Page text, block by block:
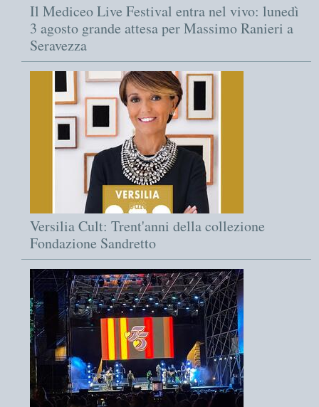
Il Mediceo Live Festival entra nel vivo: lunedì
3 agosto grande attesa per Massimo Ranieri a
Seravezza
Versilia Cult: Trent'anni della collezione
Fondazione Sandretto